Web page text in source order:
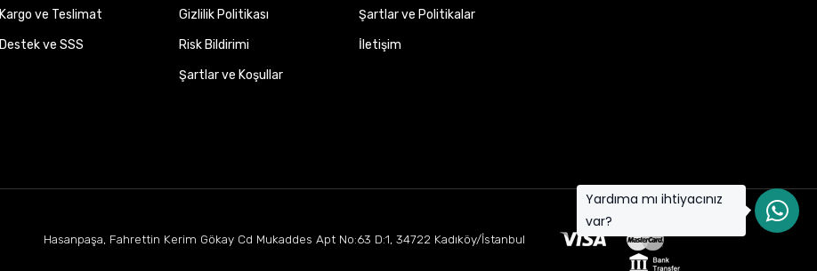
Kargo ve Teslimat
Destek ve SSS
Gizlilik Politikası
Risk Bildirimi
Şartlar ve Koşullar
Şartlar ve Politikalar
İletişim
Hasanpaşa, Fahrettin Kerim Gökay Cd Mukaddes Apt No:63 D:1, 34722 Kadıköy/İstanbul
Yardıma mı ihtiyacınız
var?